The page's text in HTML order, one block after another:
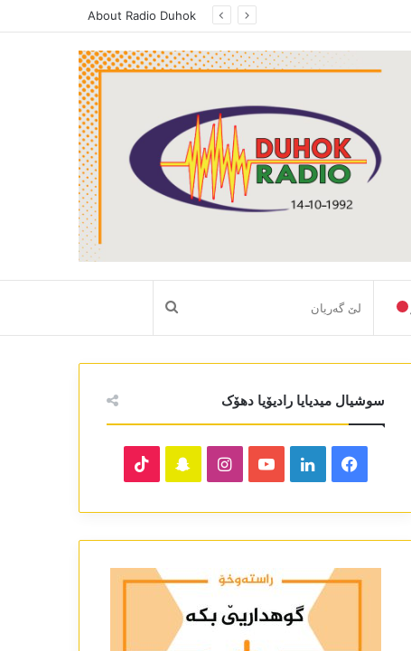
About Radio Duhok
لێ
گەریان
سوشیال میدیایا رادیۆیا دھۆک
Facebook
LinkedIn
YouTube
Instagram
Snapchat